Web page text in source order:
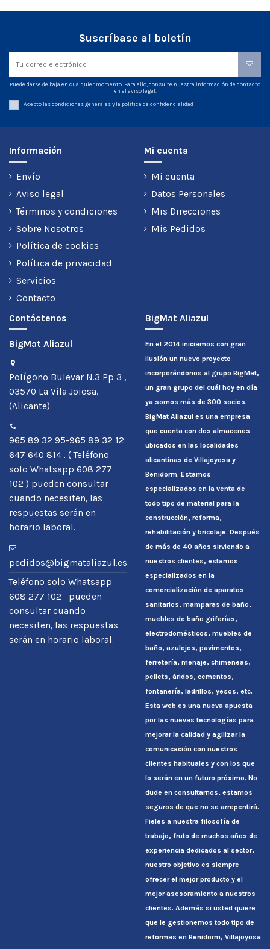
Suscríbase al boletín
Puede darse de baja en cualquier momento. Para ello, consulte nuestra información de contacto
en el aviso legal.
Acepto las condiciones generales y la política de confidencialidad
Información
Envío
Aviso legal
Términos y condiciones
Sobre Nosotros
Política de cookies
Política de privacidad
Servicios
Contacto
Mi cuenta
Mi cuenta
Datos Personales
Mis Direcciones
Mis Pedidos
Contáctenos
BigMat Aliazul
Polígono Bulevar N.3 Pp 3 ,
03570 La Vila Joiosa,
(Alicante)
965 89 32 95-965 89 32 12
647 640 814 . ( Teléfono
solo Whatsapp 608 277
102 ) pueden consultar
cuando necesiten, las
respuestas serán en
horario laboral.
pedidos@bigmataliazul.es
Teléfono solo Whatsapp
608 277 102 pueden
consultar cuando
necesiten, las respuestas
serán en horario laboral.
BigMat Aliazul
En el 2014 iniciamos con gran
ilusión un nuevo proyecto
incorporándonos al grupo BigMat,
un gran grupo del cuál hoy en día
ya somos más de 300 socios.
BigMat Aliazul es una empresa
que cuenta con dos almacenes
ubicados en las localidades
alicantinas de Villajoyosa y
Benidorm. Estamos
especializados en la venta de
todo tipo de material para la
construcción, reforma,
rehabilitación y bricolaje. Después
de más de 40 años sirviendo a
nuestros clientes, estamos
especializados en la
comercialización de aparatos
sanitarios, mamparas de baño,
muebles de baño griferías,
electrodomésticos, muebles de
baño, azulejos, pavimentos,
ferretería, menaje, chimeneas,
pellets, áridos, cementos,
fontanería, ladrillos, yesos, etc.
Esta web es una nueva apuesta
por las nuevas tecnologías para
mejorar la calidad y agilizar la
comunicación con nuestros
clientes habituales y con los que
lo serán en un futuro próximo. No
dude en consultarnos, estamos
seguros de que no se arrepentirá.
Fieles a nuestra filosofía de
trabajo, fruto de muchos años de
experiencia dedicados al sector,
nuestro objetivo es siempre
ofrecer el mejor producto y el
mejor asesoramiento a nuestros
clientes. Además si usted quiere
que le gestionemos todo tipo de
reformas en Benidorm, Villajoyosa